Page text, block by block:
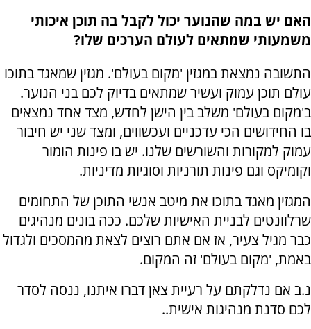
האם יש במה שהנוער יכול לקבל בה תוכן איכותי
משמעותי שמתאים לעולם הערכים שלו?
התשובה נמצאת במגזין 'מקום בעולם'. מגזין שמאגד בתוכו
עולם תוכן עמוק ועשיר שמתאים בדיוק לכם בני הנוער.
ב'מקום בעולם' משלב בין הישן לחדש, מצד אחד נמצאים
בו החידושים הכי עדכניים ועכשווים, ומצד שני יש חיבור
עמוק למקורות והשורשים שלנו. יש בו פינות הומור
וקומיקס וגם פינות תורניות וסוגיות מדיניות.
המגזין מאגד בתוכו את מיטב אנשי התוכן של התחומים
שרלוונטים לבניית האישיות שלכם. ככה בונים מנהיגים
כבר מגיל צעיר, אז אם אתם רוצים לצאת מהמסכים ולגדול
באמת, 'מקום בעולם' זה המקום.
נ.ב אם נדלקתם על רעיית צאן דברו איתנו, ננסה לסדר
לכם סדנת מנהיגות אישית..